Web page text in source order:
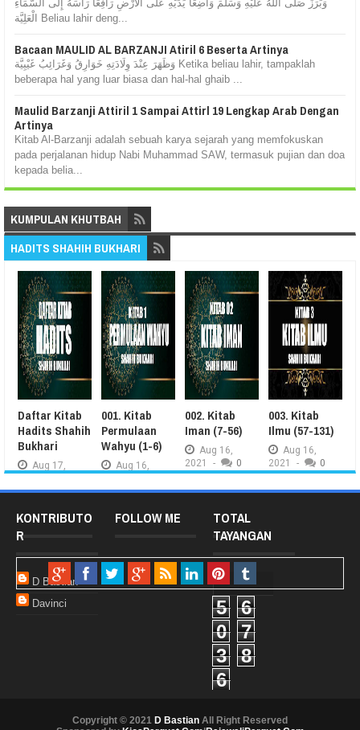
وَبَرَزَ صَلَّى اللهُ عَلَيْهِ وَسَلَّمَ وَاضِعًا يَدَيْهِ عَلَى الْأَرْضِ رَافِعًا رَأْسَهُ إِلَى السَّمَاءِ
الْعَلِيَّة Beliau lahir deng...
Bacaan MAULID AL BARZANJI Atiril 6 Beserta Artinya
وَظَهَرَ عِنْدَ وِلَادَتِهِ خَوَارِقُ وَغَرَائِبُ غَيْبِيَّة Ketika beliau lahir, tampaklah
beberapa hal yang luar biasa dan hal-hal ghaib ...
Maulid Barzanji Attiril 1 Sampai Attirl 19 Lengkap Arab Dengan
Artinya
Kitab Al-Barzanji adalah sebuah karya sejarah yang memfokuskan
pada perjalanan hidup Nabi Muhammad SAW, termasuk pujian dan doa
kepada belia...
KUMPULAN KHUTBAH
HADITS SHAHIH BUKHARI
Daftar Kitab
Hadits Shahih
Bukhari
Aug 17,
001. Kitab
Permulaan
Wahyu (1-6)
Aug 16,
002. Kitab
Iman (7-56)
Aug 16,
2021
- 0
003. Kitab
Ilmu (57-131)
Aug 16,
2021
- 0
KONTRIBUTO
R
D Bastian
Davinci
FOLLOW ME
TOTAL
TAYANGAN
5
6
0
7
3
8
6
Copyright © 2021 D Bastian All Right Reserved